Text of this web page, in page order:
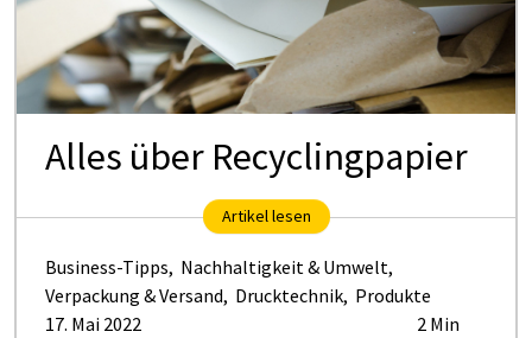
Al­les über Re­cy­cling­pa­pier
Artikel lesen
Business-Tipps, Nachhaltigkeit & Umwelt,
Verpackung & Versand, Drucktechnik, Produkte
17. Mai 2022
2 Min